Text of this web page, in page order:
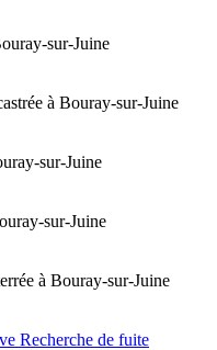
sur-Juine
à Bouray-sur-Juine
sur-Juine
sur-Juine
à Bouray-sur-Juine
Recherche de fuite